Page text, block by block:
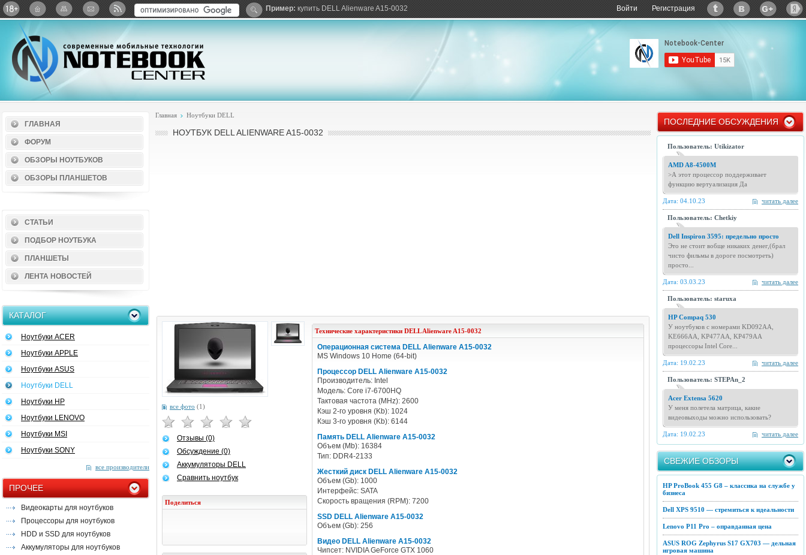
Войти Регистрация
Twitter ВКонтактеGoogle+Яндекс: Каталог виджетовПример: купить DELL Alienware A15-0032
ГЛАВНАЯ
ФОРУМ
ОБЗОРЫ НОУТБУКОВ
ОБЗОРЫ ПЛАНШЕТОВ
СТАТЬИ
ПОДБОР НОУТБУКА
ПЛАНШЕТЫ
ЛЕНТА НОВОСТЕЙ
КАТАЛОГ
Ноутбуки ACER
Ноутбуки APPLE
Ноутбуки ASUS
Ноутбуки DELL
Ноутбуки HP
Ноутбуки LENOVO
Ноутбуки MSI
Ноутбуки SONY
все производители
ПРОЧЕЕ
Видеокарты для ноутбуков
Процессоры для ноутбуков
HDD и SSD для ноутбуков
Аккумуляторы для ноутбуков
Главная Ноутбуки DELL
НОУТБУК DELL ALIENWARE A15-0032
все фото (1)
Отзывы (0)
Обсуждение (0)
Аккумуляторы DELL
Сравнить ноутбук
Поделиться
Технические характеристики DELL Alienware A15-0032
Операционная система DELL Alienware A15-0032
MS Windows 10 Home (64-bit)
Процессор DELL Alienware A15-0032
Производитель: Intel
Модель: Core i7-6700HQ
Тактовая частота (MHz): 2600
Кэш 2-го уровня (Kb): 1024
Кэш 3-го уровня (Kb): 6144
Память DELL Alienware A15-0032
Объем (Mb): 16384
Тип: DDR4-2133
Жесткий диск DELL Alienware A15-0032
Объем (Gb): 1000
Интерфейс: SATA
Скорость вращения (RPM): 7200
SSD DELL Alienware A15-0032
Объем (Gb): 256
Видео DELL Alienware A15-0032
Чипсет: NVIDIA GeForce GTX 1060
ПОСЛЕДНИЕ ОБСУЖДЕНИЯ
Пользователь: Utikizator
AMD A8-4500M
>А этот процессор поддерживает
функцию вертуализация Да
читать далее
Дата: 04.10.23
Пользователь: Chetkiy
Dell Inspiron 3595: предельно просто
Это не стоит вобще никаких денег,(брал
чисто фильмы в дороге посмотреть)
просто...
читать далее
Дата: 03.03.23
Пользователь: staruxa
HP Compaq 530
У ноутбуков с номерами KD092AA,
KE666AA, KP477AA, KP479AA
процессоры Intel Core...
читать далее
Дата: 19.02.23
Пользователь: STEPAn_2
Acer Extensa 5620
У меня полетела матрица, какие
видеовыходы можно использовать?
читать далее
Дата: 19.02.23
СВЕЖИЕ ОБЗОРЫ
HP ProBook 455 G8 – классика на службе у
бизнеса
Dell XPS 9510 — стремиться к идеальности
Lenovo P11 Pro – оправданная цена
ASUS ROG Zephyrus S17 GX703 — дельная
игровая машина